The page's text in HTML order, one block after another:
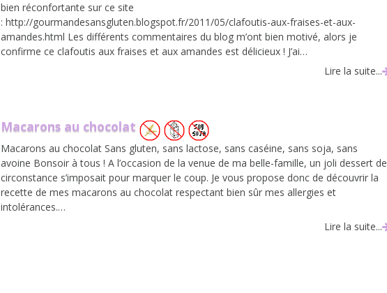
bien réconfortante sur ce site
: http://gourmandesansgluten.blogspot.fr/2011/05/clafoutis-aux-fraises-et-aux-
amandes.html Les différents commentaires du blog m’ont bien motivé, alors je
confirme ce clafoutis aux fraises et aux amandes est délicieux ! J’ai…
Lire la suite...
Macarons au chocolat
Macarons au chocolat Sans gluten, sans lactose, sans caséine, sans soja, sans
avoine Bonsoir à tous ! A l’occasion de la venue de ma belle-famille, un joli dessert de
circonstance s’imposait pour marquer le coup. Je vous propose donc de découvrir la
recette de mes macarons au chocolat respectant bien sûr mes allergies et
intolérances.…
Lire la suite...